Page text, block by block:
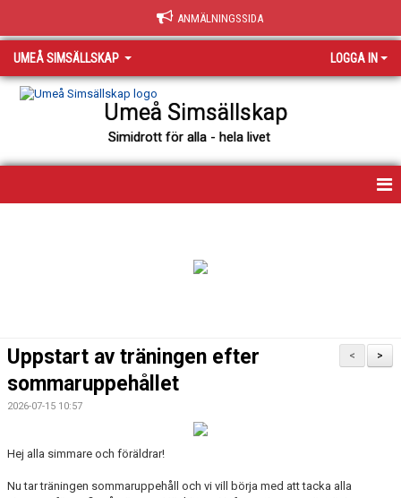
ANMÄLNINGSSIDA
UMEÅ SIMSÄLLSKAP LOGGA IN
Umeå Simsällskap
Simidrott för alla - hela livet
KLUBBSHOP
KONTAKT
>
<
Uppstart av träningen efter
sommaruppehållet
2026-07-15 10:57
Hej alla simmare och föräldrar!
Nu tar träningen sommaruppehåll och vi vill börja med att tacka alla